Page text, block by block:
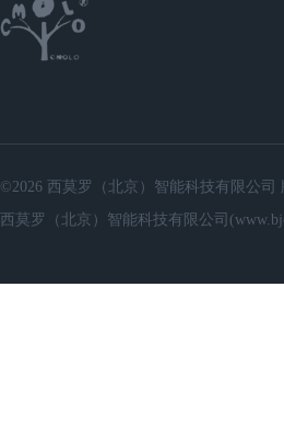
©2026 西莫罗（北京）智能科技有限公司
西莫罗（北京）智能科技有限公司